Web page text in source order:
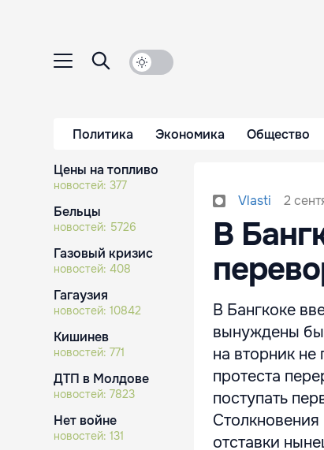
Политика Экономика Общество
Цены на топливо
новостей: 377
Бельцы
новостей: 5726
Газовый кризис
новостей: 408
Гагаузия
новостей: 10842
Кишинев
новостей: 771
ДТП в Молдове
новостей: 7823
Нет войне
новостей: 131
Vlasti 2
В
В Бангкоке
вынуждены
на вторник
протеста
поступать
отставки